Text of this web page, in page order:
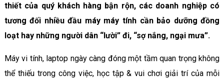
thiết của quý khách hàng bận rộn, các doanh nghiệp có
tương đối nhiều đầu máy máy tính cần bảo dưỡng đồng
loạt hay những người dân “lười” đi, “sợ nắng, ngại mưa”.
Máy vi tính, laptop ngày càng đóng một tầm quan trọng không
thể thiếu trong công việc, học tập & vui chơi giải trí của mỗi